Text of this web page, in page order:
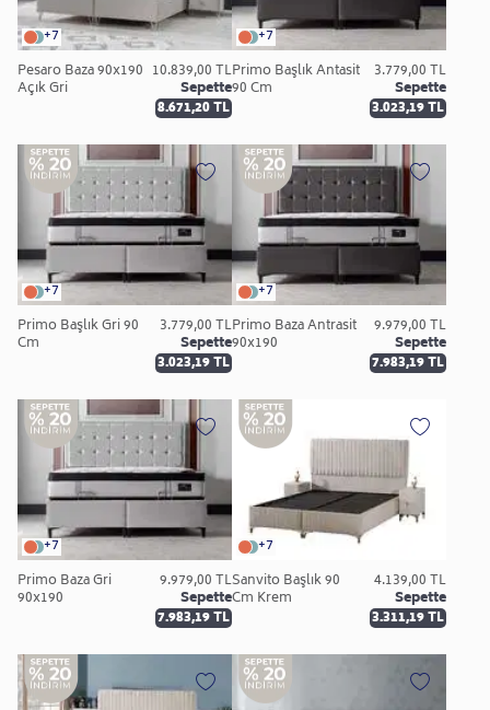
+7
Pesaro Baza 90x190
Açık Gri
10.839,00 TL
Sepette
8.671,20 TL
+7
Primo Başlık Antasit
90 Cm
3.779,00 TL
Sepette
3.023,19 TL
+7
Primo Başlık Gri 90
Cm
3.779,00 TL
Sepette
3.023,19 TL
+7
Primo Baza Antrasit
90x190
9.979,00 TL
Sepette
7.983,19 TL
+7
Primo Baza Gri
90x190
9.979,00 TL
Sepette
7.983,19 TL
+7
Sanvito Başlık 90
Cm Krem
4.139,00 TL
Sepette
3.311,19 TL